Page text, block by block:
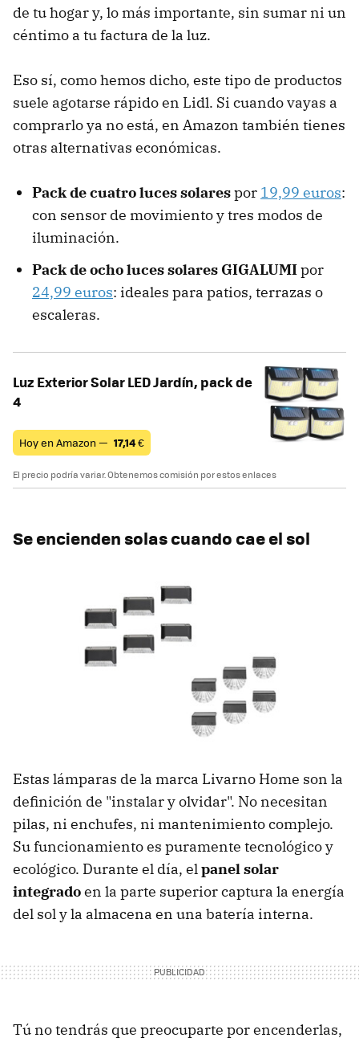
de tu hogar y, lo más importante, sin sumar ni un
céntimo a tu factura de la luz.
Eso sí, como hemos dicho, este tipo de productos
suele agotarse rápido en Lidl. Si cuando vayas a
comprarlo ya no está, en Amazon también tienes
otras alternativas económicas.
Pack de cuatro luces solarespor 19,99 euros:
con sensor de movimiento y tres modos de
iluminación.
Pack de ocho luces solares GIGALUMIpor
24,99 euros: ideales para patios, terrazas o
escaleras.
Luz Exterior Solar LED Jardín, pack de
4
Hoy en Amazon — 17,14€
El precio podría variar. Obtenemos comisión por estos enlaces
Se encienden solas cuando cae el sol
Estas lámparas de la marca Livarno Home son la
definición de "instalar y olvidar". No necesitan
pilas, ni enchufes, ni mantenimiento complejo.
Su funcionamiento es puramente tecnológico y
ecológico. Durante el día, elpanel solar
integradoen la parte superior captura la energía
del sol y la almacena en una batería interna.
Tú no tendrás que preocuparte por encenderlas,